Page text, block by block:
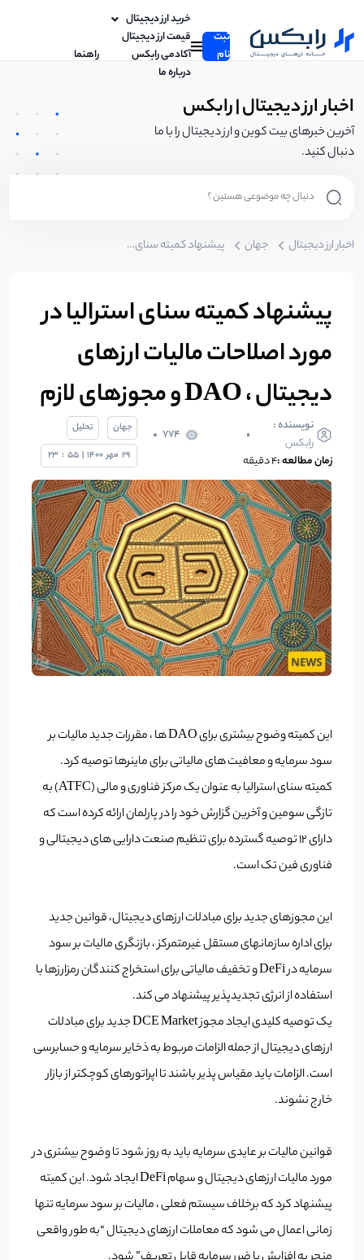
ثبت
نام
خرید ارز دیجیتال
قیمت ارز دیجیتال
آکادمی رابکس
راهنما
درباره ما
اخبار ارز دیجیتال | رابکس
آخرین خبرهای بیت کوین و ارز دیجیتال را با ما
دنبال کنید.
اخبار ارز دیجیتال جهان پیشنهاد کمیته سنای استرالیا در مورد اصلاحات مالیات ارزهای دیجیتال ، DAO و مجوزهای لازم
پیشنهاد کمیته سنای استرالیا در
مورد اصلاحات مالیات ارزهای
دیجیتال ، DAO و مجوزهای لازم
نویسنده :
رابکس
774
زمان مطالعه :۴ دقیقه
جهان
تحلیل
29 مهر 1400
|
55
:
23
این کمیته وضوح بیشتری برای DAO ها ، مقررات جدید مالیات بر
سود سرمایه و معافیت های مالیاتی برای ماینرها توصیه کرد.
کمیته سنای استرالیا به عنوان یک مرکز فناوری و مالی (ATFC) به
تازگی سومین و آخرین گزارش خود را در پارلمان ارائه کرده است که
دارای 12 توصیه گسترده برای تنظیم صنعت دارایی های دیجیتالی و
فناوری فین تک است.
این مجوزهای جدید برای مبادلات ارزهای دیجیتال، قوانین جدید
برای اداره سازمانهای مستقل غیرمتمرکز ، بازنگری مالیات بر سود
سرمایه در DeFi و تخفیف مالیاتی برای استخراج کنندگان رمزارزها با
استفاده از انرژی تجدیدپذیر پیشنهاد می کند.
یک توصیه کلیدی ایجاد مجوز DCE Market جدید برای مبادلات
ارزهای دیجیتال از جمله الزامات مربوط به ذخایر سرمایه و حسابرسی
است. الزامات باید مقیاس پذیر باشند تا اپراتورهای کوچکتر از بازار
خارج نشوند.
قوانین مالیات بر عایدی سرمایه باید به روز شود تا وضوح بیشتری در
مورد مالیات ارزهای دیجیتال و سهام DeFi ایجاد شود. این کمیته
پیشنهاد کرد که برخلاف سیستم فعلی ، مالیات بر سود سرمایه تنها
زمانی اعمال می شود که معاملات ارزهای دیجیتال “به طور واقعی